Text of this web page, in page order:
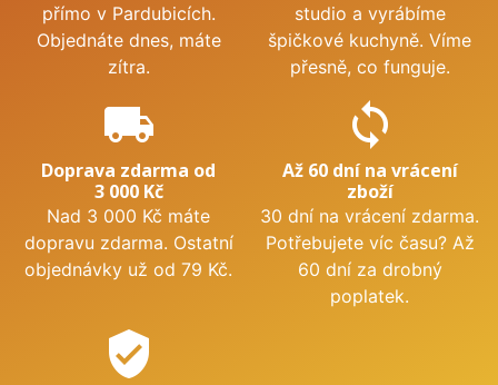
přímo v Pardubicích.
Objednáte dnes, máte
zítra.
studio a vyrábíme
špičkové kuchyně. Víme
přesně, co funguje.
local_shipping
Doprava zdarma od
3 000 Kč
Nad 3 000 Kč máte
dopravu zdarma. Ostatní
objednávky už od 79 Kč.
sync
Až 60 dní na vrácení
zboží
30 dní na vrácení zdarma.
Potřebujete víc času? Až
60 dní za drobný
poplatek.
verified_user